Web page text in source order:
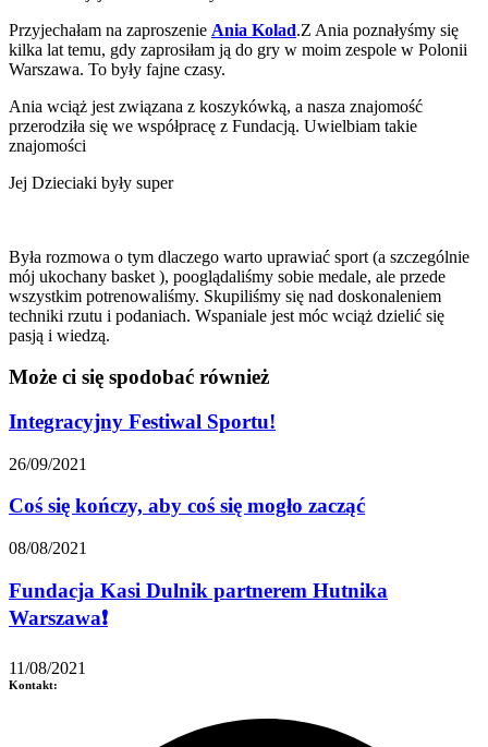
Przyjechałam na zaproszenie Ania Kolad.Z Ania poznałyśmy się
kilka lat temu, gdy zaprosiłam ją do gry w moim zespole w Polonii
Warszawa. To były fajne czasy.
Ania wciąż jest związana z koszykówką, a nasza znajomość
przerodziła się we współpracę z Fundacją. Uwielbiam takie
znajomości
Jej Dzieciaki były super
Była rozmowa o tym dlaczego warto uprawiać sport (a szczególnie
mój ukochany basket ), pooglądaliśmy sobie medale, ale przede
wszystkim potrenowaliśmy. Skupiliśmy się nad doskonaleniem
techniki rzutu i podaniach. Wspaniale jest móc wciąż dzielić się
pasją i wiedzą.
Może ci się spodobać również
Integracyjny Festiwal Sportu!
26/09/2021
Coś się kończy, aby coś się mogło zacząć
08/08/2021
Fundacja Kasi Dulnik partnerem Hutnika
Warszawa❗
11/08/2021
Kontakt: